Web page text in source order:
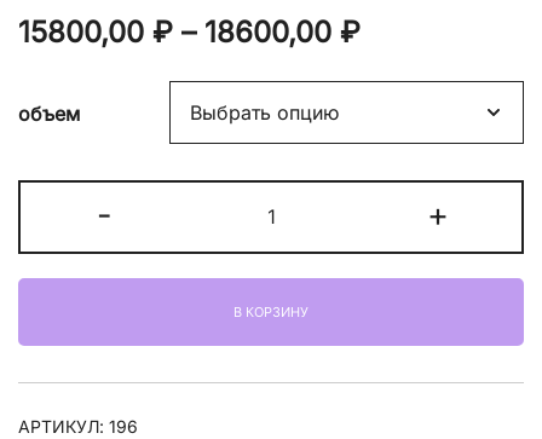
15800,00 ₽ – 18600,00 ₽Диапазон
цен:
15800,00 ₽
–
18600,00 ₽
объем
-
товара
Dolce
Gabbana
"21
Le
+
В КОРЗИНУ
АРТИКУЛ: 196